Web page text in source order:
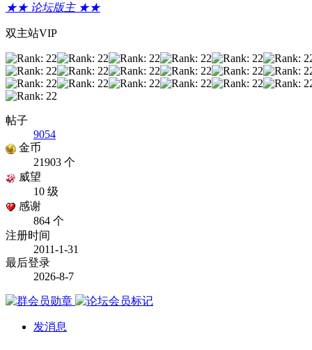
★★ 论坛版主 ★★
双主站VIP
帖子
9054
金币
21903 个
威望
10 级
感谢
864 个
注册时间
2011-1-31
最后登录
2026-8-7
发消息